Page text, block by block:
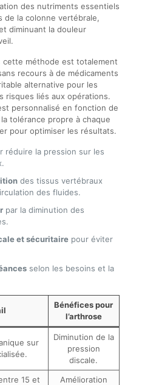
des nutriments essentiels
de la colonne vertébrale,
diminuant la douleur
cette méthode est totalement
recours à de médicaments
alternative pour les
risques liés aux opérations.
personnalisé en fonction de
tolérance propre à chaque
pour optimiser les résultats.
réduire la pression sur les
des tissus vertébraux
des fluides.
par la diminution des
et sécuritairepour éviter
selon les besoins et la
Bénéfices pour
l’arthrose
sur
Diminution de la
pression
discale.
15 et
Amélioration